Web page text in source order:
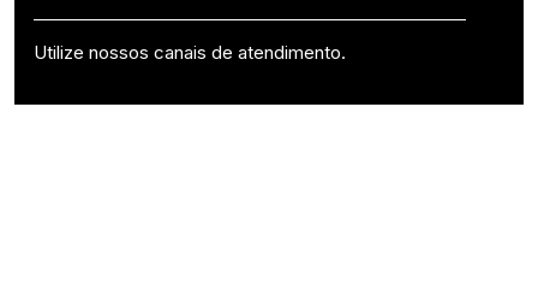
Utilize nossos canais de atendimento.